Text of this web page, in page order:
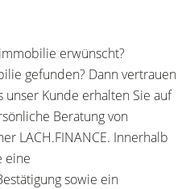
erwünscht?
gefunden? Dann vertrauen
unser Kunde erhalten Sie auf
Beratung von
LACH.FINANCE. Innerhalb
eine
sowie ein